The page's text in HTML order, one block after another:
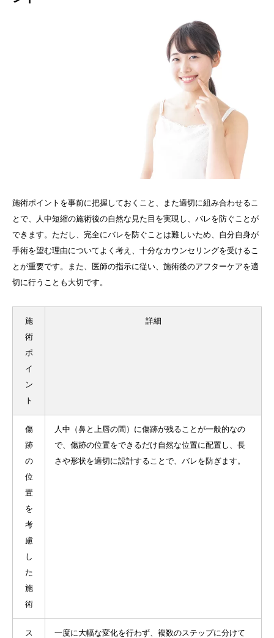
施術ポイントを事前に把握しておくこと、また適切に組み合わせるこ
とで、人中短縮の施術後の自然な見た目を実現し、バレを防ぐことが
できます。ただし、完全にバレを防ぐことは難しいため、自分自身が
手術を望む理由についてよく考え、十分なカウンセリングを受けるこ
とが重要です。また、医師の指示に従い、施術後のアフターケアを適
切に行うことも大切です。
施
術
ポ
イ
ン
ト
詳細
傷
跡
の
位
置
を
考
慮
し
た
施
術
人中（鼻と上唇の間）に傷跡が残ることが一般的なの
で、傷跡の位置をできるだけ自然な位置に配置し、長
さや形状を適切に設計することで、バレを防ぎます。
ス
一度に大幅な変化を行わず、複数のステップに分けて